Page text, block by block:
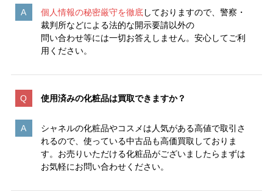
個人情報の秘密厳守を徹底しておりますので、警察・
裁判所などによる法的な開示要請以外の
問い合わせ等には一切お答えしません。安心してご利
用ください。
使用済みの化粧品は買取できますか？
シャネルの化粧品やコスメは人気がある高値で取引さ
れるので、使っている中古品も高価買取しておりま
す。お売りいただける化粧品がございましたらまずは
お気軽にお問い合わせください。